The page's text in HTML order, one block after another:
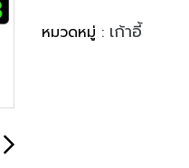
หมวดหมู่ : เก้าอี้